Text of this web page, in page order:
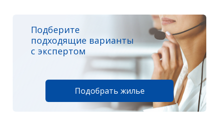
Подберите
подходящие варианты
с экспертом
Подобрать жилье